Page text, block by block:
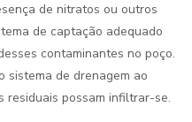
de nitratos ou outros
de captação adequado
contaminantes no poço.
sistema de drenagem ao
residuais possam infiltrar-se.